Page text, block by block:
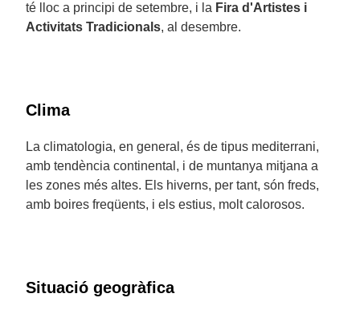
té lloc a principi de setembre, i la Fira d'Artistes i
Activitats Tradicionals, al desembre.
Clima
La climatologia, en general, és de tipus mediterrani,
amb tendència continental, i de muntanya mitjana a
les zones més altes. Els hiverns, per tant, són freds,
amb boires freqüents, i els estius, molt calorosos.
Situació geogràfica